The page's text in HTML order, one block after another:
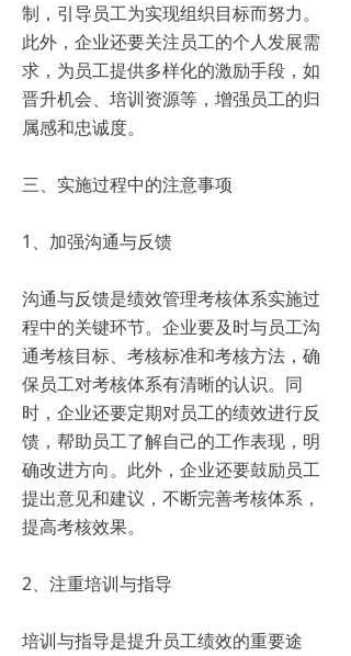
制，引导员工为实现组织目标而努力。
此外，企业还要关注员工的个人发展需
求，为员工提供多样化的激励手段，如
晋升机会、培训资源等，增强员工的归
属感和忠诚度。
三、实施过程中的注意事项
1、加强沟通与反馈
沟通与反馈是绩效管理考核体系实施过
程中的关键环节。企业要及时与员工沟
通考核目标、考核标准和考核方法，确
保员工对考核体系有清晰的认识。同
时，企业还要定期对员工的绩效进行反
馈，帮助员工了解自己的工作表现，明
确改进方向。此外，企业还要鼓励员工
提出意见和建议，不断完善考核体系，
提高考核效果。
2、注重培训与指导
培训与指导是提升员工绩效的重要途